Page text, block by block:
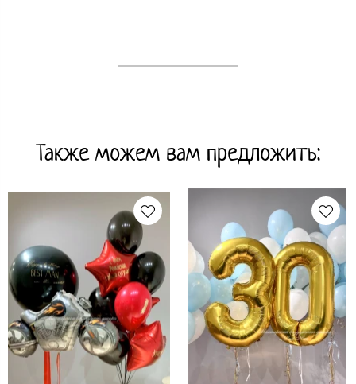
Также можем вам предложить: